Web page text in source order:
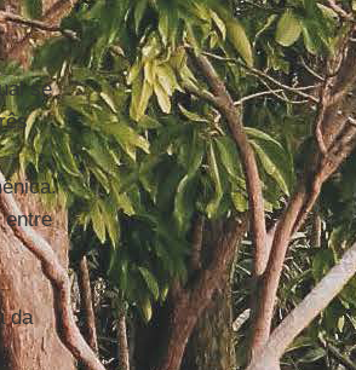
se
entre
da